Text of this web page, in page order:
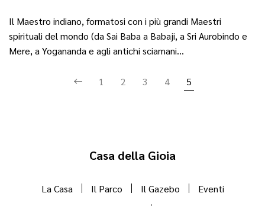
Il Maestro indiano, formatosi con i più grandi Maestri
spirituali del mondo (da Sai Baba a Babaji, a Sri Aurobindo e
Mere, a Yogananda e agli antichi sciamani…
1 2 3 4 5
Casa della Gioia
La Casa Il Parco Il Gazebo
Eventi